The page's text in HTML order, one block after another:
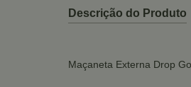
Descrição do Produto
Maçaneta Externa Drop